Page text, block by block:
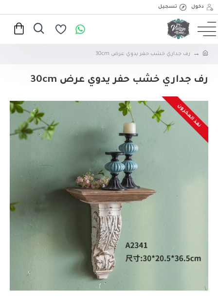
دخول تسجيل
رف جداري خشب حفر يدوي عرض 30cm
رف جداري خشب حفر يدوي عرض 30cm
نفذ المخزون